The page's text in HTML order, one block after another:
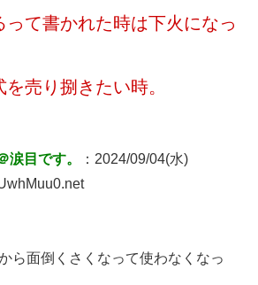
って書かれた時は下火になっ
売り捌きたい時。
涙目です。
：2024/09/04(水)
ら面倒くさくなって使わなくなっ